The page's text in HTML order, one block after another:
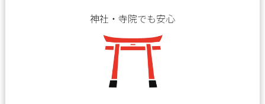
神社・寺院でも安心